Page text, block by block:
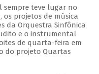
teve lugar no
os projetos de música
da Orquestra Sinfônica
e o instrumental
de quarta-feira em
do projeto Quartas